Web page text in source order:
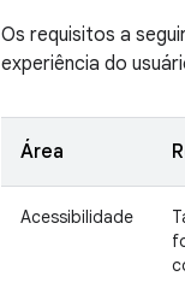
Os requisitos a
experiência do
Área
Acessibilidade